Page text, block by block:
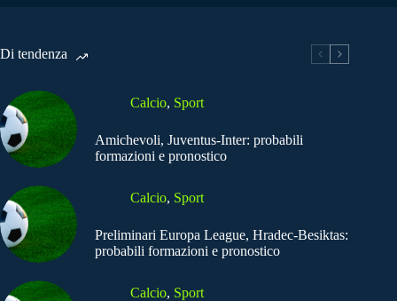
Di tendenza
Calcio, Sport
Amichevoli, Juventus-Inter: probabili
formazioni e pronostico
Calcio, Sport
Preliminari Europa League, Hradec-Besiktas:
probabili formazioni e pronostico
Calcio, Sport